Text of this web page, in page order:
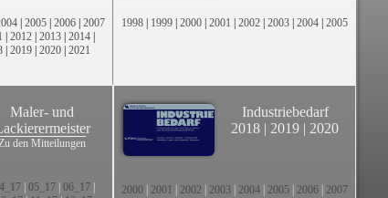
| 2005 | 2006 | 2007
| 2012 | 2013 | 2014 |
| 2019 | 2020 | 2021
1998 | 1999 | 2000 | 2001 | 2002 | 2003 | 2004 | 2005
Maler- und
den Mitteilungen
| 05_17| 06_17|
Industriebedarf
2018 | 2019 | 2020
2000 2001 2002 2003 2004 2005 2006 2007